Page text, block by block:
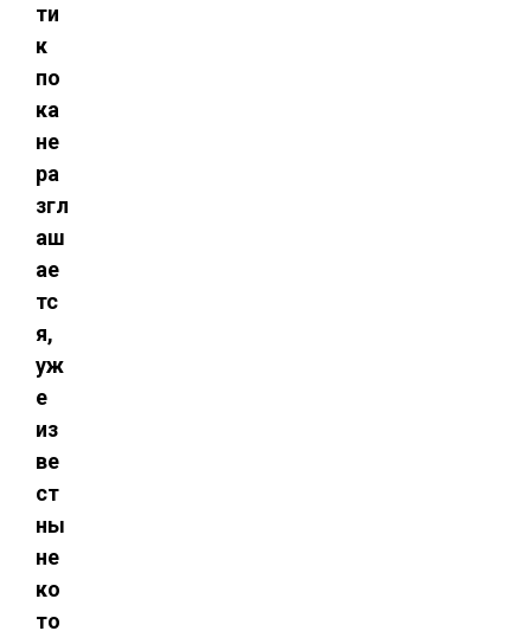
ти
к
по
ка
не
ра
згл
аш
ае
тс
я,
уж
е
из
ве
ст
ны
не
ко
то